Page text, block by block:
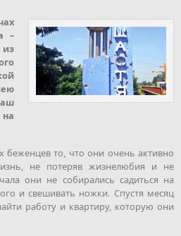
–
беженцев то, что они очень активно
не потеряв жизнелюбия и не
они не собирались садиться на
и свешивать ножки. Спустя месяц
работу и квартиру, которую они